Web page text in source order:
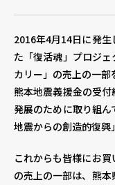
個人情報保護方針
2016年4月14日に発
た「復活魂」プロジ
カリー」の売上の一部
熊本地震義援金の受付
発展のために取り組
地震からの創造的復興
これからも皆様にお買
の売上の一部は、熊